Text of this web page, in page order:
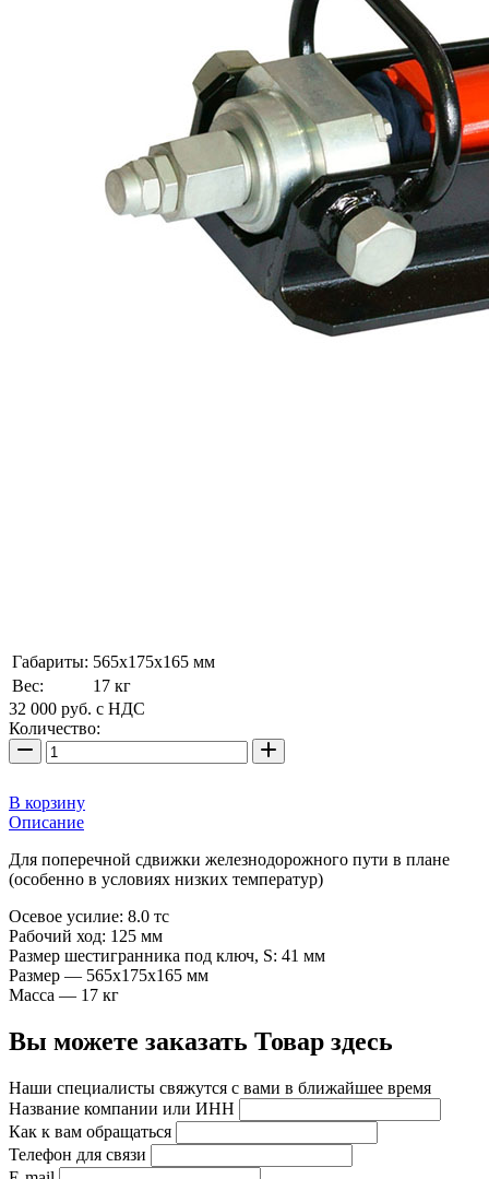
Габариты: 565х175х165 мм
Вес:
17 кг
32 000 руб. с НДС
Количество:
В корзину
Описание
Для поперечной сдвижки железнодорожного пути в плане
(особенно в условиях низких температур)
Осевое усилие: 8.0 тс
Рабочий ход: 125 мм
Размер шестигранника под ключ, S: 41 мм
Размер — 565х175х165 мм
Масса — 17 кг
Вы можете заказать Товар здесь
Наши специалисты свяжутся с вами в ближайшее время
Название компании или ИНН
Как к вам обращаться
Телефон для связи